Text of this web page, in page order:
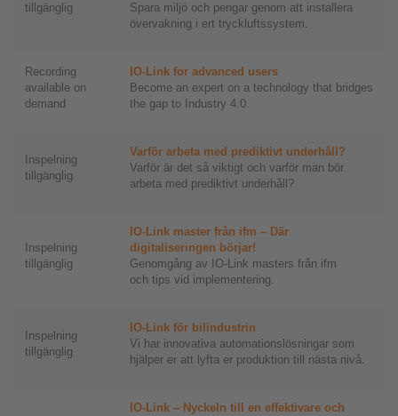
tillgänglig
Spara miljö och pengar genom att installera
övervakning i ert tryckluftssystem.
Recording
available on
demand
IO-Link for advanced users
Become an expert on a technology that bridges
the gap to Industry 4.0.
Inspelning
tillgänglig
Varför arbeta med prediktivt underhåll?
Varför är det så viktigt och varför man bör
arbeta med prediktivt underhåll?
Inspelning
tillgänglig
IO-Link master från ifm – Där
digitaliseringen börjar!
Genomgång av IO-Link masters från ifm
och tips vid implementering.
Inspelning
tillgänglig
IO-Link för bilindustrin
Vi har innovativa automationslösningar som
hjälper er att lyfta er produktion till nästa nivå.
IO-Link – Nyckeln till en effektivare och